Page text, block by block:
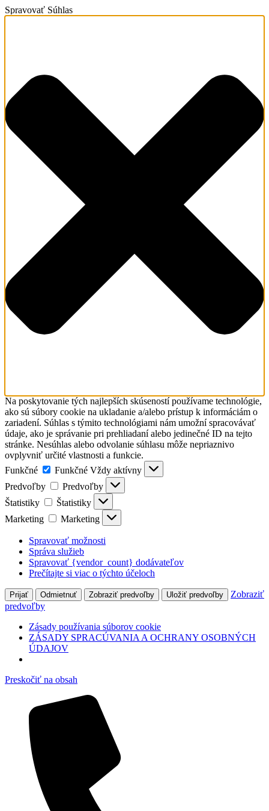
Spravovať Súhlas
Na poskytovanie tých najlepších skúseností používame technológie,
ako sú súbory cookie na ukladanie a/alebo prístup k informáciám o
zariadení. Súhlas s týmito technológiami nám umožní spracovávať
údaje, ako je správanie pri prehliadaní alebo jedinečné ID na tejto
stránke. Nesúhlas alebo odvolanie súhlasu môže nepriaznivo
ovplyvniť určité vlastnosti a funkcie.
Funkčné
Funkčné Vždy aktívny
Predvoľby
Predvoľby
Štatistiky
Štatistiky
Marketing
Marketing
Spravovať možnosti
Správa služieb
Spravovať {vendor_count} dodávateľov
Prečítajte si viac o týchto účeloch
Prijať Odmietnuť Zobraziť predvoľby Uložiť predvoľby
Zobraziť
predvoľby
Zásady používania súborov cookie
ZÁSADY SPRACÚVANIA A OCHRANY OSOBNÝCH
ÚDAJOV
Preskočiť na obsah